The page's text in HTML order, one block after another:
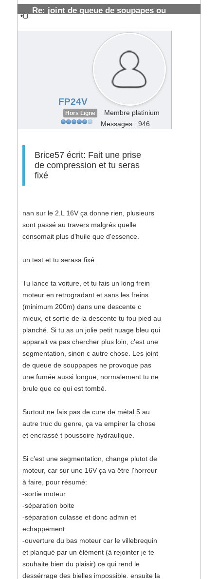
Re: joint de queue de soupapes ou
FP24V
Hors Ligne
Membre platinium
Messages : 946
Brice57 écrit: Fait une prise
de compression et tu seras
fixé
nan sur le 2.L 16V ça donne rien, plusieurs
sont passé au travers malgrés quelle
consomait plus d'huile que d'essence.
un test et tu serasa fixé:
Tu lance ta voiture, et tu fais un long frein
moteur en retrogradant et sans les freins
(minimum 200m) dans une descente c
mieux, et sortie de la descente tu fou pied au
planché. Si tu as un jolie petit nuage bleu qui
apparait va pas chercher plus loin, c'est une
segmentation, sinon c autre chose. Les joint
de queue de souppapes ne provoque pas
une fumée aussi longue, normalement tu ne
brule que ce qui est tombé.
Surtout ne fais pas de cure de métal 5 au
autre truc du genre, ça va empirer la chose
et encrassé t poussoire hydraulique.
Si c'est une segmentation, change plutot de
moteur, car sur une 16V ça va être l'horreur
à faire, pour résumé:
-sortie moteur
-séparation boite
-séparation culasse et donc admin et
echappement
-ouverture du bas moteur car le villebrequin
et planqué par un élément (à rejointer je te
souhaite bien du plaisir) ce qui rend le
dessérrage des bielles impossible. ensuite la